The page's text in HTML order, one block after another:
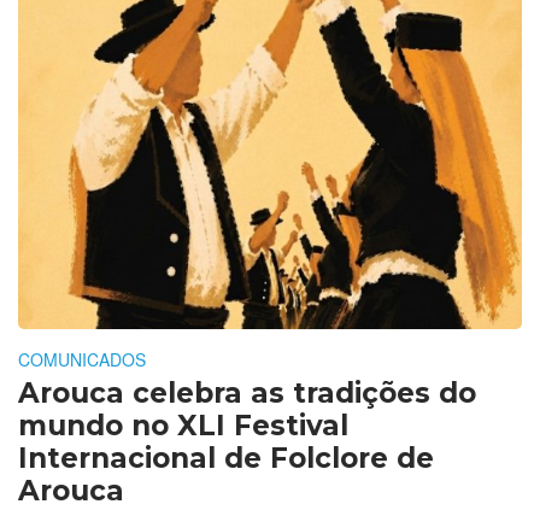
COMUNICADOS
Arouca celebra as tradições do
mundo no XLI Festival
Internacional de Folclore de
Arouca